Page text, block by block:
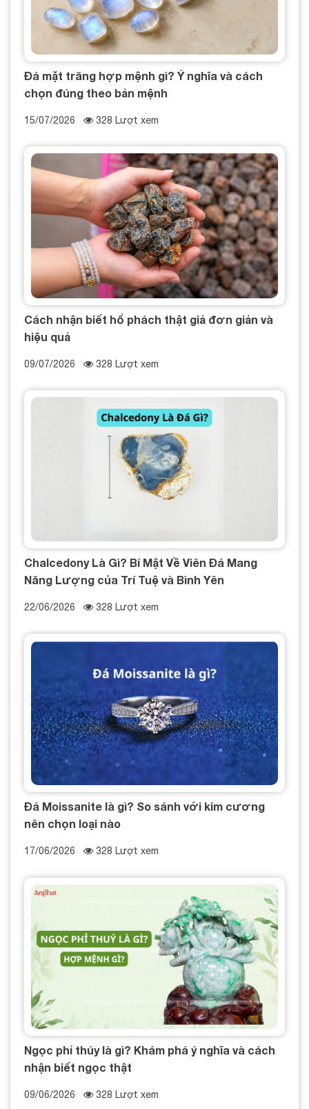
Đá mặt trăng hợp mệnh gì? Ý nghĩa và cách
chọn đúng theo bản mệnh
15/07/2026 328 Lượt xem
Cách nhận biết hổ phách thật giả đơn giản và
hiệu quả
09/07/2026 328 Lượt xem
Chalcedony Là Gì? Bí Mật Về Viên Đá Mang
Năng Lượng của Trí Tuệ và Bình Yên
22/06/2026 328 Lượt xem
Đá Moissanite là gì? So sánh với kim cương
nên chọn loại nào
17/06/2026 328 Lượt xem
Ngọc phỉ thúy là gì? Khám phá ý nghĩa và cách
nhận biết ngọc thật
09/06/2026 328 Lượt xem